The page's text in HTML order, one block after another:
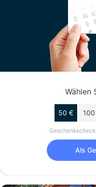
Wählen
50 €
Als